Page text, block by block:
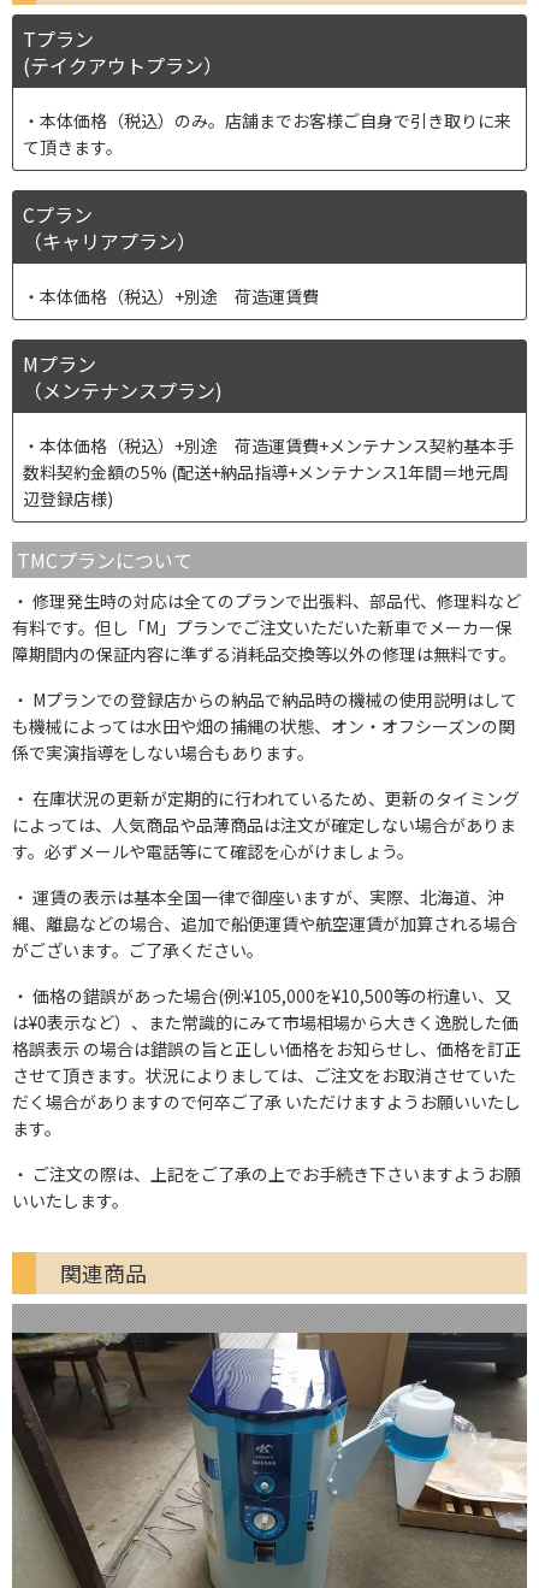
Tプラン
(テイクアウトプラン）
本体価格（税込）のみ。店舗までお客様ご自身で引き取りに来
て頂きます。
Cプラン
（キャリアプラン）
本体価格（税込）+別途 荷造運賃費
Mプラン
（メンテナンスプラン)
本体価格（税込）+別途 荷造運賃費+メンテナンス契約基本手
数料契約金額の5% (配送+納品指導+メンテナンス1年間＝地元周
辺登録店様)
TMCプランについて
修理発生時の対応は全てのプランで出張料、部品代、修理料など
有料です。但し「M」プランでご注文いただいた新車でメーカー保
障期間内の保証内容に準ずる消耗品交換等以外の修理は無料です。
Mプランでの登録店からの納品で納品時の機械の使用説明はして
も機械によっては水田や畑の捕縄の状態、オン・オフシーズンの関
係で実演指導をしない場合もあります。
在庫状況の更新が定期的に行われているため、更新のタイミング
によっては、人気商品や品薄商品は注文が確定しない場合がありま
す。必ずメールや電話等にて確認を心がけましょう。
運賃の表示は基本全国一律で御座いますが、実際、北海道、沖
縄、離島などの場合、追加で船便運賃や航空運賃が加算される場合
がございます。ご了承ください。
価格の錯誤があった場合(例:¥105,000を¥10,500等の桁違い、又
は¥0表示など）、また常識的にみて市場相場から大きく逸脱した価
格誤表示 の場合は錯誤の旨と正しい価格をお知らせし、価格を訂正
させて頂きます。状況によりましては、ご注文をお取消させていた
だく場合がありますので何卒ご了承 いただけますようお願いいたし
ます。
ご注文の際は、上記をご了承の上でお手続き下さいますようお願
いいたします。
関連商品